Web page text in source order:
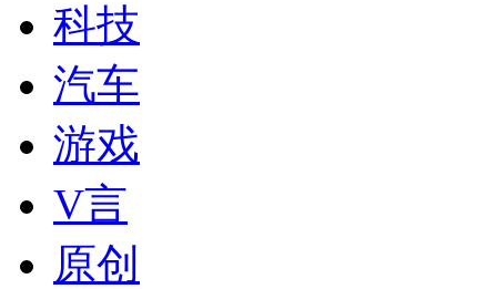
科技
汽车
游戏
V言
原创